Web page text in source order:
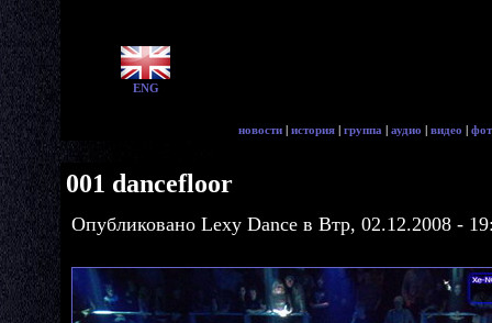
ENG
новости | история | группа | аудио | видео |
001 dancefloor
Опубликовано Lexy Dance в Втр, 02.12.2008 -